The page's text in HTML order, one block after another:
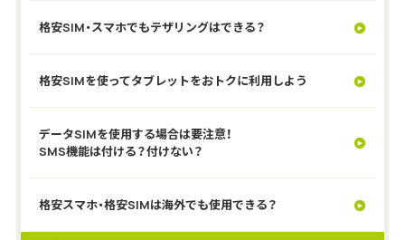
格安SIM・スマホでもテザリングはできる？
格安SIMを使ってタブレットをおトクに利用しよう
データSIMを使用する場合は要注意！
SMS機能は付ける？付けない？
格安スマホ・格安SIMは海外でも使用できる？